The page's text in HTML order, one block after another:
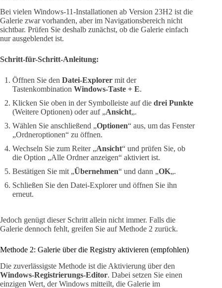
Bei vielen Windows-11-Installationen ab Version 23H2 ist die
Galerie zwar vorhanden, aber im Navigationsbereich nicht
sichtbar. Prüfen Sie deshalb zunächst, ob die Galerie einfach
nur ausgeblendet ist.
Schritt-für-Schritt-Anleitung:
Öffnen Sie den Datei-Explorer mit der
Tastenkombination Windows-Taste + E.
Klicken Sie oben in der Symbolleiste auf die drei Punkte
(Weitere Optionen) oder auf „Ansicht„.
Wählen Sie anschließend „Optionen“ aus, um das Fenster
„Ordneroptionen“ zu öffnen.
Wechseln Sie zum Reiter „Ansicht“ und prüfen Sie, ob
die Option „Alle Ordner anzeigen“ aktiviert ist.
Bestätigen Sie mit „Übernehmen“ und dann „OK„.
Schließen Sie den Datei-Explorer und öffnen Sie ihn
erneut.
Jedoch genügt dieser Schritt allein nicht immer. Falls die
Galerie dennoch fehlt, greifen Sie auf Methode 2 zurück.
Methode 2: Galerie über die Registry aktivieren (empfohlen)
Die zuverlässigste Methode ist die Aktivierung über den
Windows-Registrierungs-Editor. Dabei setzen Sie einen
einzigen Wert, der Windows mitteilt, die Galerie im